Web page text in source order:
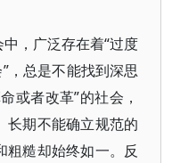
，广泛存在着“过度
，总是不能找到深思
或者改革”的社会，
长期不能确立规范的
粗糙却始终如一。反